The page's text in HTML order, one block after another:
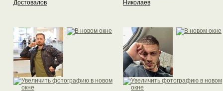
Достовалов
Николаев